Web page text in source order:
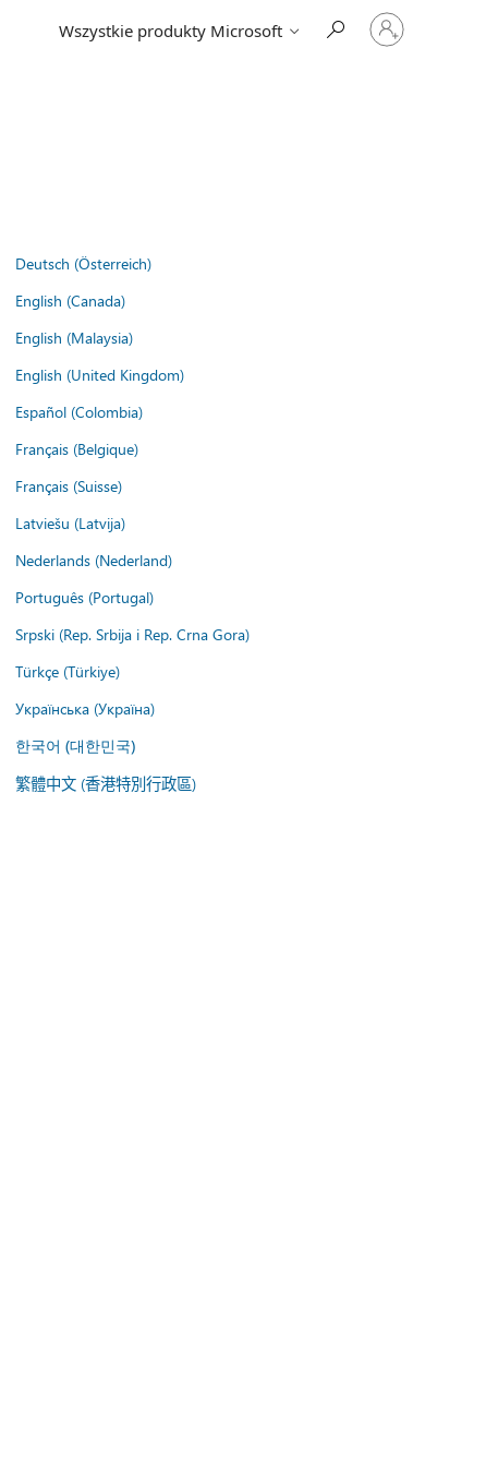
Wszystkie produkty Microsoft
Zaloguj
się
Deutsch (Österreich)
English (Canada)
English (Malaysia)
English (United Kingdom)
Español (Colombia)
Français (Belgique)
Français (Suisse)
Latviešu (Latvija)
Nederlands (Nederland)
Português (Portugal)
Srpski (Rep. Srbija i Rep. Crna Gora)
Türkçe (Türkiye)
Українська (Україна)
한국어 (대한민국)
繁體中文 (香港特別行政區)